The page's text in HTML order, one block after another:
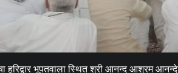
भूपतवाला स्थित श्री आनन्द आश्रम